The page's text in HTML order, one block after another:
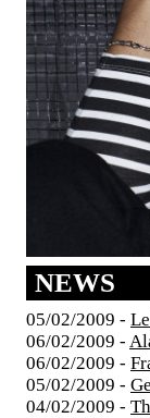
NEWS
05/02/2009 -
06/02/2009 -
06/02/2009 -
05/02/2009 -
04/02/2009 -